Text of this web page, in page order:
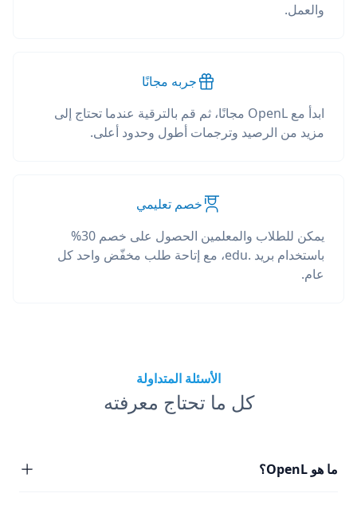
والعمل.
جربه مجانًا
ابدأ مع OpenL مجانًا، ثم قم بالترقية عندما تحتاج إلى
مزيد من الرصيد وترجمات أطول وحدود أعلى.
خصم تعليمي
يمكن للطلاب والمعلمين الحصول على خصم 30%
باستخدام بريد .edu، مع إتاحة طلب مخفّض واحد كل
عام.
الأسئلة المتداولة
كل ما تحتاج معرفته
ما هو OpenL؟